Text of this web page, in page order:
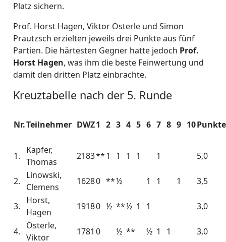
Platz sichern.
Prof. Horst Hagen, Viktor Österle und Simon
Prautzsch erzielten jeweils drei Punkte aus fünf
Partien. Die härtesten Gegner hatte jedoch Prof.
Horst Hagen, was ihm die beste Feinwertung und
damit den dritten Platz einbrachte.
Kreuztabelle nach der 5. Runde
Nr.Teilnehmer DWZ1 2 3 4 5 6 7 8 9 10Punkte
1.
Kapfer,
Thomas
2183**1 1 1 1 1 5,0
2.
Linowski,
Clemens
16280 **½ 1 1 1 3,5
3.
Horst,
Hagen
19180 ½ **½ 1 1 3,0
4.
Österle,
Viktor
1781 0 ½ ** ½ 1 1 3,0